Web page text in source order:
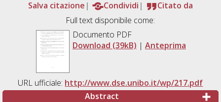
Salva citazione
Condividi
Citato da
Full text disponibile come:
Documento PDF
Download (39kB) | Anteprima
URL ufficiale: http://www.dse.unibo.it/wp/217.pdf
Abstract